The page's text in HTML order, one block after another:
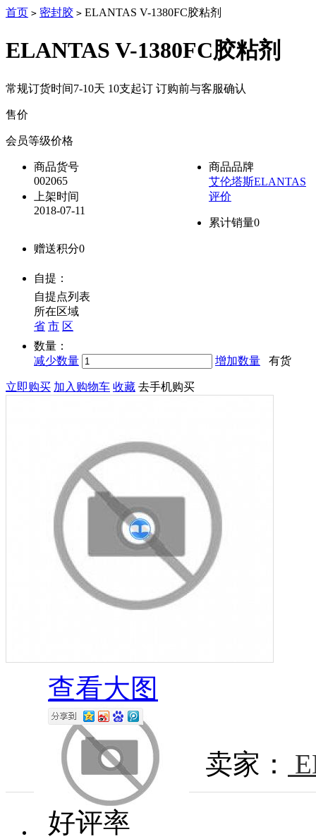
首页 > 密封胶 > ELANTAS V-1380FC胶粘剂
ELANTAS V-1380FC胶粘剂
常规订货时间7-10天 10支起订 订购前与客服确认
售价
会员等级价格
商品货号
002065
商品品牌
艾伦塔斯ELANTAS
上架时间
2018-07-11
评价
累计销量0
赠送积分0
自提：
自提点列表
所在区域
省 市 区
数量：
减少数量
增加数量 有货
立即购买 加入购物车 收藏 去手机购买
查看大图
卖家：
好评率